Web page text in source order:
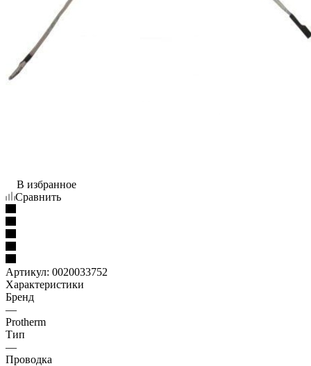
В избранное
Сравнить
Артикул: 0020033752
Характеристики
Бренд
—
Protherm
Тип
—
Проводка